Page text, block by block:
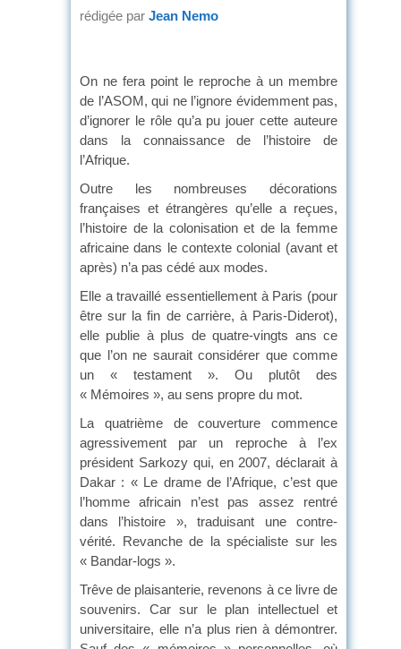
rédigée par Jean Nemo
On ne fera point le reproche à un membre
de l’ASOM, qui ne l’ignore évidemment pas,
d’ignorer le rôle qu’a pu jouer cette auteure
dans la connaissance de l’histoire de
l’Afrique.
Outre les nombreuses décorations
françaises et étrangères qu’elle a reçues,
l’histoire de la colonisation et de la femme
africaine dans le contexte colonial (avant et
après) n’a pas cédé aux modes.
Elle a travaillé essentiellement à Paris (pour
être sur la fin de carrière, à Paris-Diderot),
elle publie à plus de quatre-vingts ans ce
que l’on ne saurait considérer que comme
un « testament ». Ou plutôt des
« Mémoires », au sens propre du mot.
La quatrième de couverture commence
agressivement par un reproche à l’ex
président Sarkozy qui, en 2007, déclarait à
Dakar : « Le drame de l’Afrique, c’est que
l’homme africain n’est pas assez rentré
dans l’histoire », traduisant une contre-
vérité. Revanche de la spécialiste sur les
« Bandar-logs ».
Trêve de plaisanterie, revenons à ce livre de
souvenirs. Car sur le plan intellectuel et
universitaire, elle n’a plus rien à démontrer.